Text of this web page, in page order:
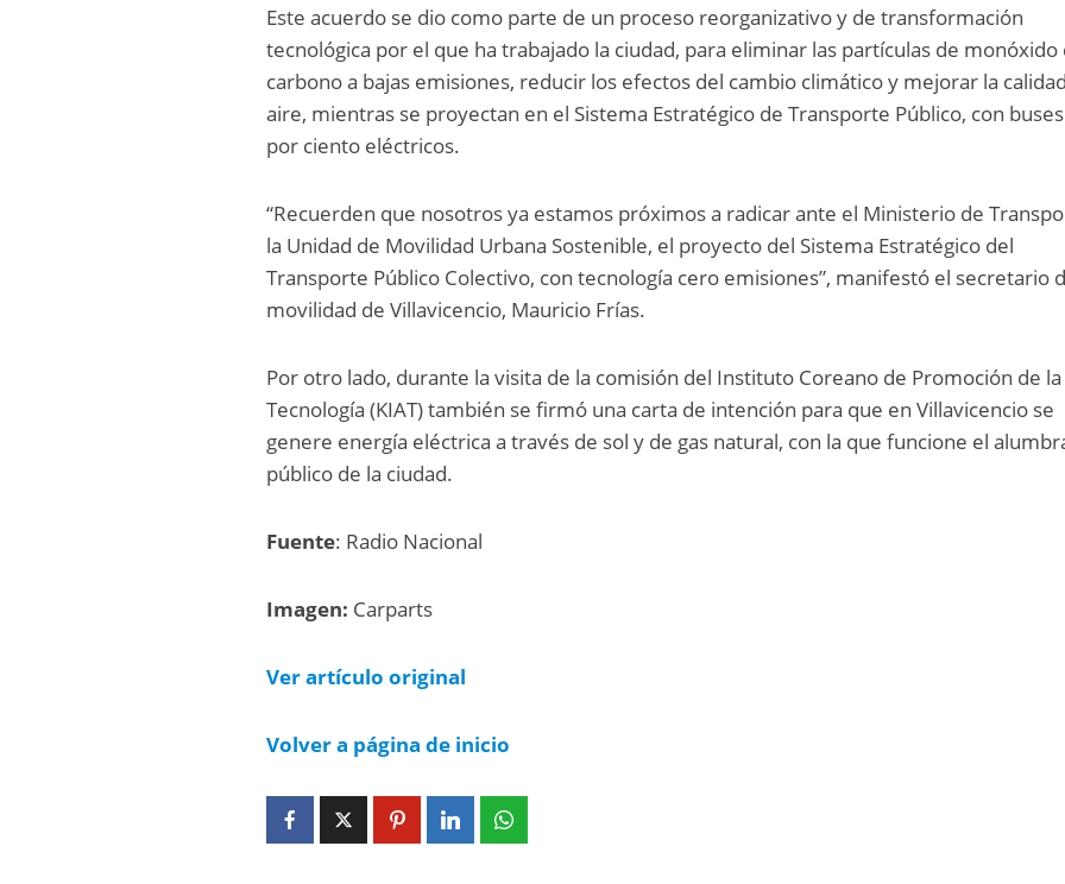
Este acuerdo se dio como parte de un proceso reorganizativo y de transformación
tecnológica por el que ha trabajado la ciudad, para eliminar las partículas de monóxido
carbono a bajas emisiones, reducir los efectos del cambio climático y mejorar la
aire, mientras se proyectan en el Sistema Estratégico de Transporte Público, con
por ciento eléctricos.
“Recuerden que nosotros ya estamos próximos a radicar ante el Ministerio de
la Unidad de Movilidad Urbana Sostenible, el proyecto del Sistema Estratégico del
Transporte Público Colectivo, con tecnología cero emisiones”, manifestó el secretario
movilidad de Villavicencio, Mauricio Frías.
Por otro lado, durante la visita de la comisión del Instituto Coreano de Promoción de la
Tecnología (KIAT) también se firmó una carta de intención para que en Villavicencio se
genere energía eléctrica a través de sol y de gas natural, con la que funcione el
público de la ciudad.
Fuente: Radio Nacional
Imagen: Carparts
Ver artículo original
Volver a página de inicio